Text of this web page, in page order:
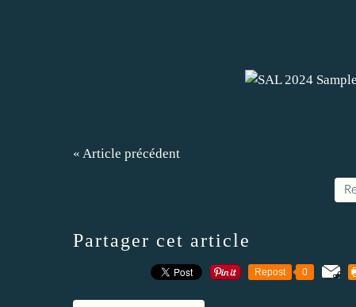
« Article précédent
Partager cet article
Repost 0